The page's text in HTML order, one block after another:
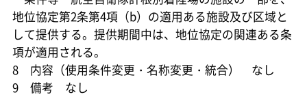
地位協定第2条第4項（b）の適用ある施設及び区域と
して提供する。提供期間中は、地位協定の関連ある条
項が適用される。
8 内容（使用条件変更・名称変更・統合） なし
9 備考 なし